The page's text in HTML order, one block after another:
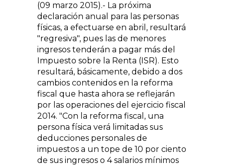
(09 marzo 2015).- La próxima
declaración anual para las personas
físicas, a efectuarse en abril, resultará
"regresiva", pues las de menores
ingresos tenderán a pagar más del
Impuesto sobre la Renta (ISR). Esto
resultará, básicamente, debido a dos
cambios contenidos en la reforma
fiscal que hasta ahora se reflejarán
por las operaciones del ejercicio fiscal
2014. "Con la reforma fiscal, una
persona física verá limitadas sus
deducciones personales de
impuestos a un tope de 10 por ciento
de sus ingresos o 4 salarios mínimos